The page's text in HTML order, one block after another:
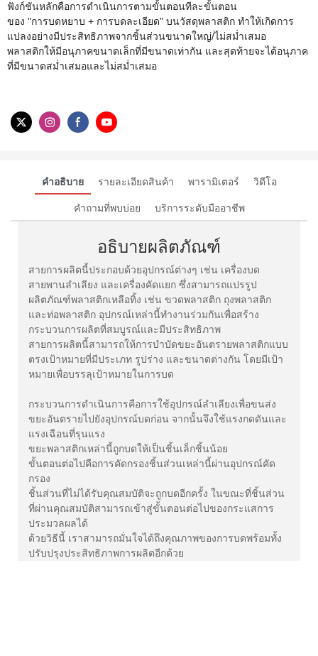
ฟังก์ชันหลักคือการดำเนินการตามขั้นตอนทีละขั้นตอน
ของ "การบดหยาบ + การบดละเอียด" บนวัสดุพลาสติก ทำให้เกิดการ
แปลงอย่างมีประสิทธิภาพจากชิ้นส่วนขนาดใหญ่/ไม่สม่ำเสมอ
พลาสติกให้มีอนุภาคขนาดเล็กที่มีขนาดเท่ากัน และสุดท้ายจะได้อนุภาค
ที่มีขนาดสม่ำเสมอและไม่สม่ำเสมอ
คำอธิบาย รายละเอียดสินค้า พารามิเตอร์ วิดีโอ
คำถามที่พบบ่อย บริการระดับมืออาชีพ
อธิบายผลิตภัณฑ์
สายการผลิตนี้ประกอบด้วยอุปกรณ์ต่างๆ เช่น เครื่องบด
สายพานลำเลียง และเครื่องคัดแยก ซึ่งสามารถแปรรูป
ผลิตภัณฑ์พลาสติกเหลือทิ้ง เช่น ขวดพลาสติก ถุงพลาสติก
และท่อพลาสติก อุปกรณ์เหล่านี้ทำงานร่วมกันเพื่อสร้าง
กระบวนการผลิตที่สมบูรณ์และมีประสิทธิภาพ
สายการผลิตนี้สามารถให้การบำบัดขยะอันตรายพลาสติกแบบ
ตรงเป้าหมายที่มีประเภท รูปร่าง และขนาดต่างกัน โดยมีเป้า
หมายเพื่อบรรลุเป้าหมายในการบด
กระบวนการดำเนินการคือการใช้อุปกรณ์ลำเลียงเพื่อขนส่ง
ขยะอันตรายไปยังอุปกรณ์บดก่อน จากนั้นจึงใช้แรงกดดันและ
แรงเฉือนที่รุนแรง
ขยะพลาสติกเหล่านี้ถูกบดให้เป็นชิ้นเล็กชิ้นน้อย
ขั้นตอนต่อไปคือการคัดกรองชิ้นส่วนเหล่านี้ผ่านอุปกรณ์คัด
กรอง
ชิ้นส่วนที่ไม่ได้รับคุณสมบัติจะถูกบดอีกครั้ง ในขณะที่ชิ้นส่วน
ที่ผ่านคุณสมบัติสามารถเข้าสู่ขั้นตอนต่อไปของกระแสการ
ประมวลผลได้
ด้วยวิธีนี้ เราสามารถมั่นใจได้ถึงคุณภาพของการบดพร้อมทั้ง
ปรับปรุงประสิทธิภาพการผลิตอีกด้วย